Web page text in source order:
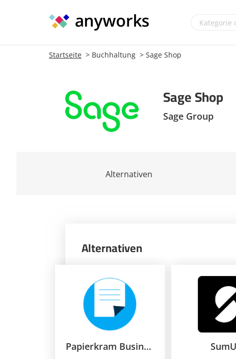
Startseite Buchhaltung Sage Shop
Sage Shop
Sage Group
Alternativen
Alternativen
Papierkram Business